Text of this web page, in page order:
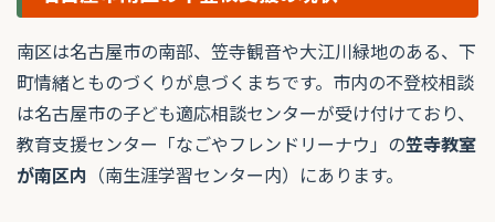
南区は名古屋市の南部、笠寺観音や大江川緑地のある、下
町情緒とものづくりが息づくまちです。市内の不登校相談
は名古屋市の子ども適応相談センターが受け付けており、
教育支援センター「なごやフレンドリーナウ」の笠寺教室
が南区内 （南生涯学習センター内）にあります。